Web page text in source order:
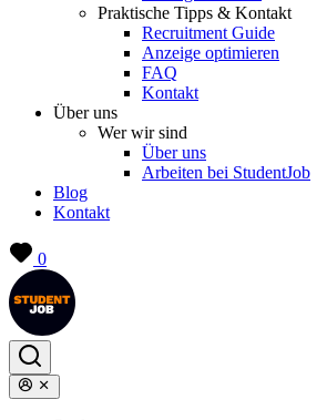
Praktische Tipps & Kontakt
Recruitment Guide
Anzeige optimieren
FAQ
Kontakt
Über uns
Wer wir sind
Über uns
Arbeiten bei StudentJob
Blog
Kontakt
0